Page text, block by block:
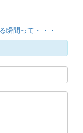
瞬間って・・・